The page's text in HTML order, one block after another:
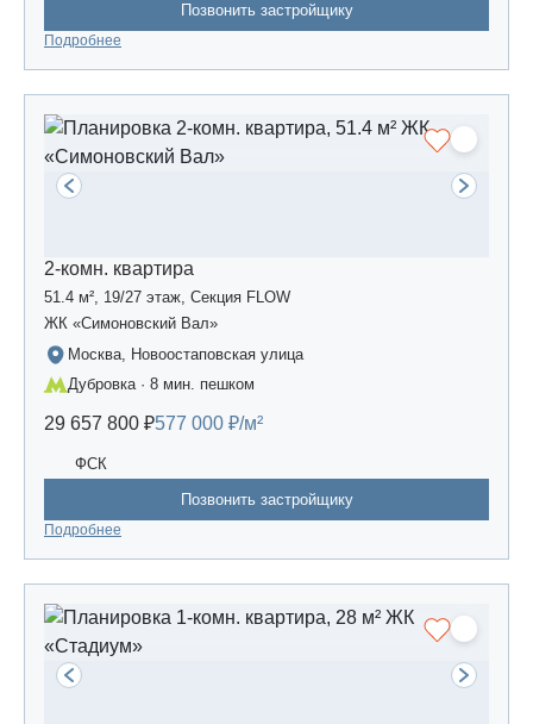
Позвонить застройщику
Подробнее
2-комн. квартира
51.4 м², 19/27 этаж, Секция FLOW
ЖК «Симоновский Вал»
Москва, Новоостаповская улица
Дубровка · 8 мин. пешком
29 657 800 ₽577 000 ₽/м²
ФСК
Позвонить застройщику
Подробнее